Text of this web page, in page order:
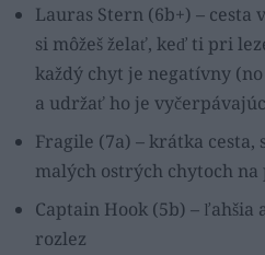
Lauras Stern (6b+) – cesta
si môžeš želať, keď ti pri
každý chyt je negatívny
a udržať ho je
Fragile (7a) – krátka
malých ostrých chytoch na
Captain Hook (5b) – ľahšia
rozlez